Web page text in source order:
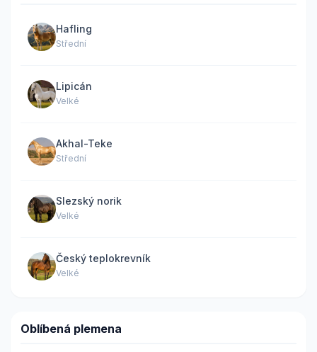
Hafling
Střední
Lipicán
Velké
Akhal-Teke
Střední
Slezský norik
Velké
Český teplokrevník
Velké
Oblíbená plemena